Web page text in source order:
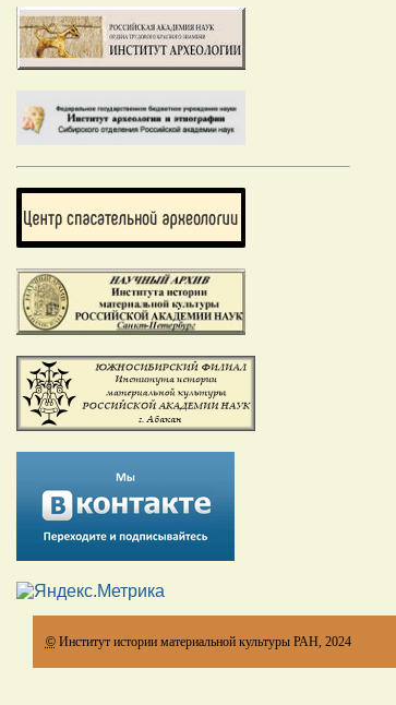
© Институт истории материальной культуры РАН, 2024